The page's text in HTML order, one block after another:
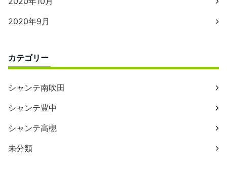
2020年9月
カテゴリー
シャンテ南吹田
シャンテ豊中
シャンテ高槻
未分類